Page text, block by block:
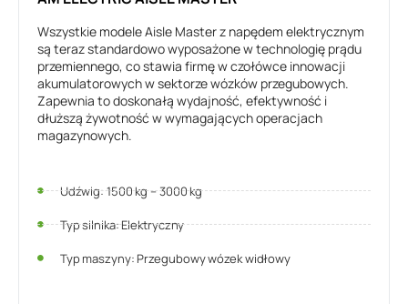
Wszystkie modele Aisle Master z napędem elektrycznym
są teraz standardowo wyposażone w technologię prądu
przemiennego, co stawia firmę w czołówce innowacji
akumulatorowych w sektorze wózków przegubowych.
Zapewnia to doskonałą wydajność, efektywność i
dłuższą żywotność w wymagających operacjach
magazynowych.
Udźwig: 1500 kg – 3000 kg
Typ silnika: Elektryczny
Typ maszyny: Przegubowy wózek widłowy